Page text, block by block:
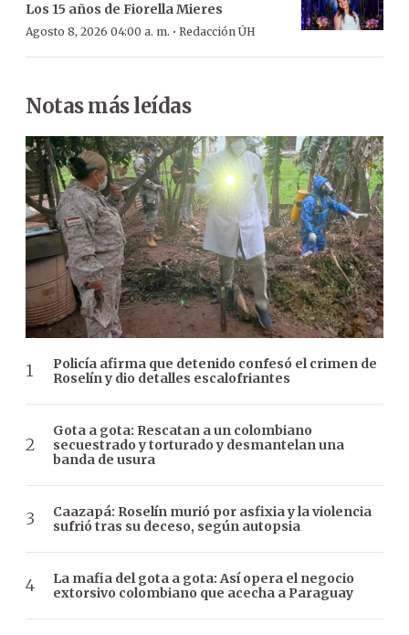
Los 15 años de Fiorella Mieres
Agosto 8, 2026 04:00 a. m. · Redacción ÚH
Notas más leídas
Policía afirma que detenido confesó el crimen de
Roselín y dio detalles escalofriantes
Gota a gota: Rescatan a un colombiano
secuestrado y torturado y desmantelan una
banda de usura
Caazapá: Roselín murió por asfixia y la violencia
sufrió tras su deceso, según autopsia
La mafia del gota a gota: Así opera el negocio
extorsivo colombiano que acecha a Paraguay